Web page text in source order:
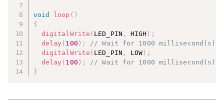
void loop ( )
{
digitalWrite ( LED_PIN , HIGH ) ;
delay ( 100 ) ;
// Wait for 1000 millisecond(s)
digitalWrite ( LED_PIN , LOW ) ;
delay ( 100 ) ;
// Wait for 1000 millisecond(s)
}